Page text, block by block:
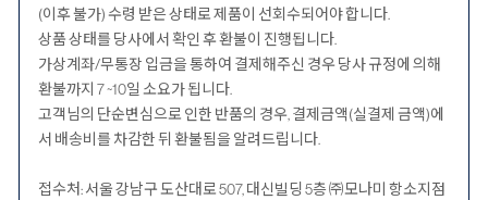
(이후 불가) 수령 받은 상태로 제품이 선회수되어야 합니다.
상품 상태를 당사에서 확인 후 환불이 진행됩니다.
가상계좌/무통장 입금을 통하여 결제해주신 경우 당사 규정에 의해
환불까지 7 ~10일 소요가 됩니다.
고객님의 단순변심으로 인한 반품의 경우, 결제금액(실결제 금액)에
서 배송비를 차감한 뒤 환불됨을 알려드립니다.
접수처: 서울 강남구 도산대로 507, 대신빌딩 5층 ㈜모나미 항소지점